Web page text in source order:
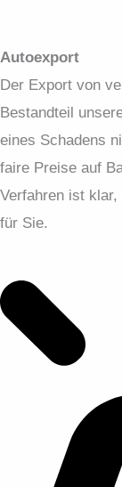
Autoexport
Der Export von
Bestandteil
eines Schadens
faire Preise auf
Verfahren ist
für Sie.